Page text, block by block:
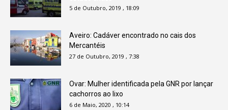
5 de Outubro, 2019 , 18:09
Aveiro: Cadáver encontrado no cais dos
Mercantéis
27 de Outubro, 2019 , 7:38
Ovar: Mulher identificada pela GNR por lançar
cachorros ao lixo
6 de Maio, 2020 , 10:14